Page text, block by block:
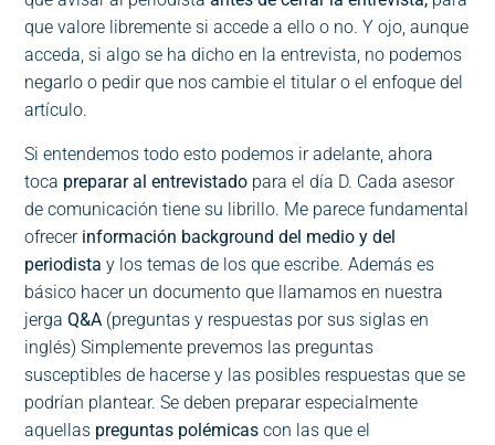
que valore libremente si accede a ello o no. Y ojo, aunque
acceda, si algo se ha dicho en la entrevista, no podemos
negarlo o pedir que nos cambie el titular o el enfoque del
artículo.
Si entendemos todo esto podemos ir adelante, ahora
toca preparar al entrevistado para el día D. Cada asesor
de comunicación tiene su librillo. Me parece fundamental
ofrecer información background del medio y del
periodista y los temas de los que escribe. Además es
básico hacer un documento que llamamos en nuestra
jergaQ&A (preguntas y respuestas por sus siglas en
inglés) Simplemente prevemos las preguntas
susceptibles de hacerse y las posibles respuestas que se
podrían plantear. Se deben preparar especialmente
aquellas preguntas polémicas con las que el